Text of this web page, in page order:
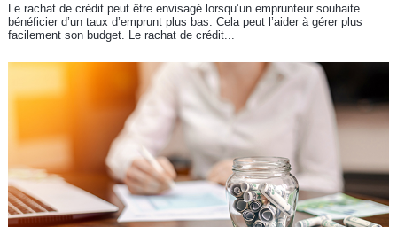
Le rachat de crédit peut être envisagé lorsqu’un emprunteur souhaite
bénéficier d’un taux d’emprunt plus bas. Cela peut l’aider à gérer plus
facilement son budget. Le rachat de crédit...